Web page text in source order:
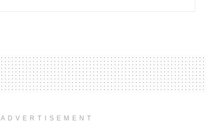
ADVERTISEMENT